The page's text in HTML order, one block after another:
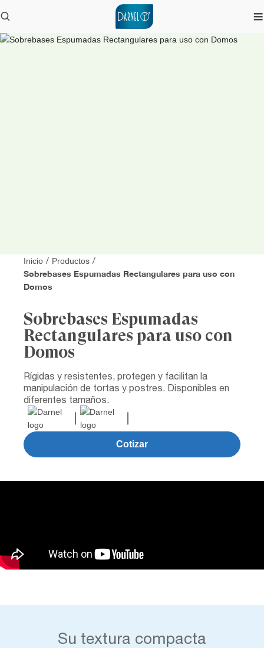
Inicio / Productos /
Sobrebases Espumadas Rectangulares para uso con
Domos
Sobrebases Espumadas
Rectangulares para uso con
Domos
Rígidas y resistentes, protegen y facilitan la
manipulación de tortas y postres. Disponibles en
diferentes tamaños.
Cotizar
Su textura compacta